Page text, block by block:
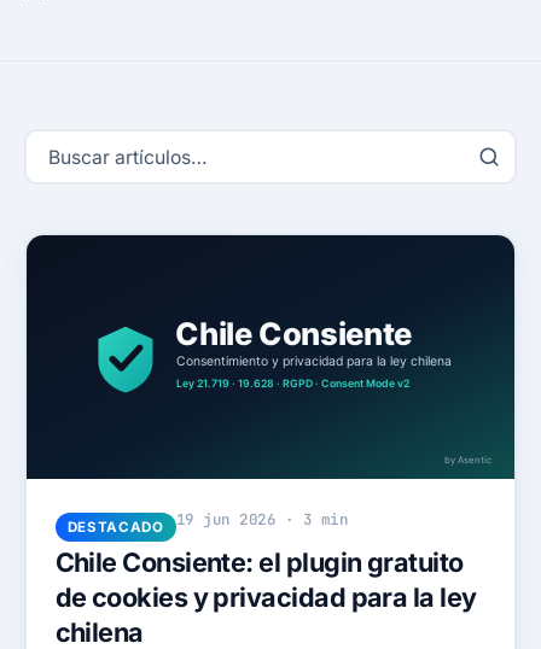
DESTACADO 19 jun 2026 · 3 min
Chile Consiente: el plugin gratuito
de cookies y privacidad para la ley
chilena